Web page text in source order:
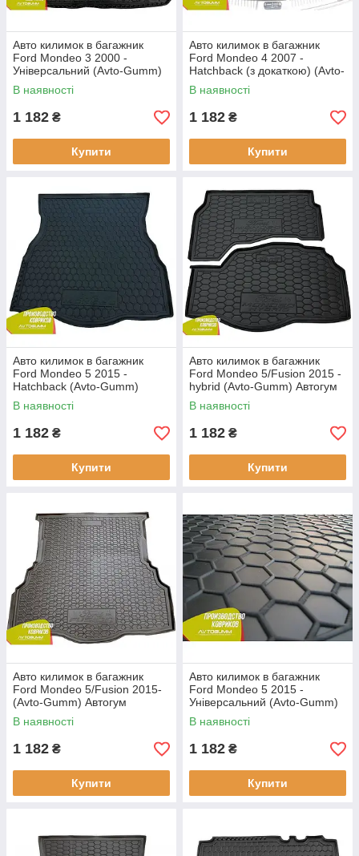
Авто килимок в багажник
Ford Mondeo 3 2000 -
Універсальний (Avto-Gumm)
Автогум
В наявності
1 182 ₴
Купити
Авто килимок в багажник
Ford Mondeo 4 2007 -
Hatchback (з докаткою) (Avto-
Gumm) Автогум
В наявності
1 182 ₴
Купити
Авто килимок в багажник
Ford Mondeo 5 2015 -
Hatchback (Avto-Gumm)
Автогум
В наявності
1 182 ₴
Купити
Авто килимок в багажник
Ford Mondeo 5/Fusion 2015 -
hybrid (Avto-Gumm) Автогум
В наявності
1 182 ₴
Купити
Авто килимок в багажник
Ford Mondeo 5/Fusion 2015-
(Avto-Gumm) Автогум
В наявності
1 182 ₴
Купити
Авто килимок в багажник
Ford Mondeo 5 2015 -
Універсальний (Avto-Gumm)
Автогум
В наявності
1 182 ₴
Купити